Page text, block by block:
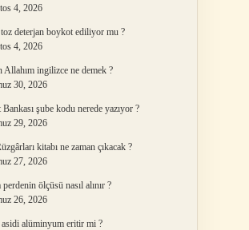
4, 2026
deterjan boykot ediliyor mu ?
4, 2026
Allahım ingilizce ne demek ?
30, 2026
Bankası şube kodu nerede yazıyor ?
29, 2026
kitabı ne zaman çıkacak ?
27, 2026
perdenin ölçüsü nasıl alınır ?
26, 2026
alüminyum eritir mi ?